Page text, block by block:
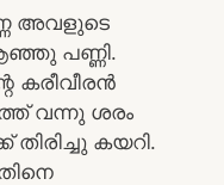
അവളുടെ
പണ്ണി.
കരീവീരൻ
വന്നു ശരം
കയറി.